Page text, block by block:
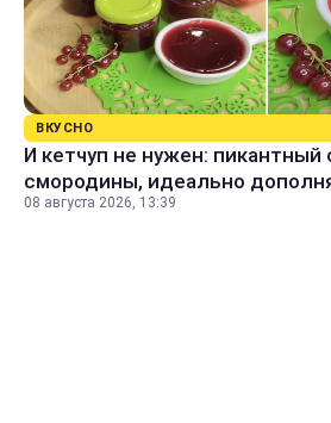
ВКУСНО
И кетчуп не нужен: пикантный
смородины, идеально
08 августа 2026, 13:39